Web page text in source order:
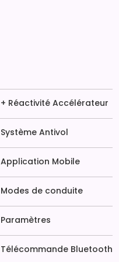
+ Réactivité Accélérateur
Système Antivol
Application Mobile
Modes de conduite
Paramètres
Télécommande Bluetooth